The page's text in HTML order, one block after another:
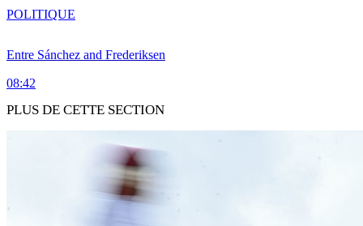
Entre Sánchez and Frederiksen
08:42
POLITIQUE
PLUS DE CETTE SECTION